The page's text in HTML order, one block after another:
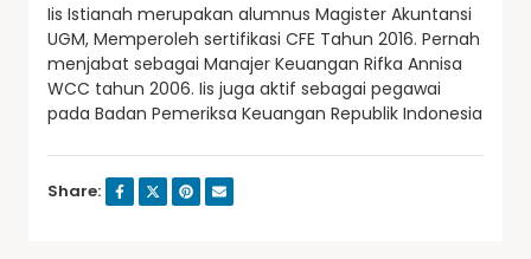
Iis Istianah merupakan alumnus Magister Akuntansi
UGM, Memperoleh sertifikasi CFE Tahun 2016. Pernah
menjabat sebagai Manajer Keuangan Rifka Annisa
WCC tahun 2006. Iis juga aktif sebagai pegawai
pada Badan Pemeriksa Keuangan Republik Indonesia
Share: